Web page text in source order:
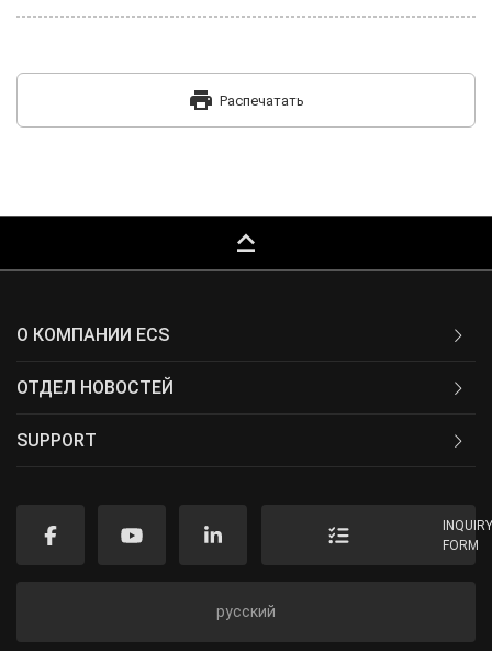
print Распечатать
keyboard_capslock
О КОМПАНИИ ECS
ОТДЕЛ НОВОСТЕЙ
SUPPORT
FORM
русский